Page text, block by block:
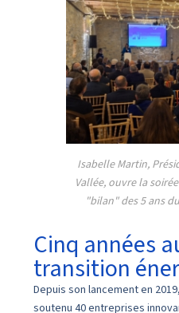
Isabelle Martin,
Vallée, ouvre la
"bilan" des 5 ans
Cinq années
transition
Depuis son lancement en
soutenu 40 entreprises